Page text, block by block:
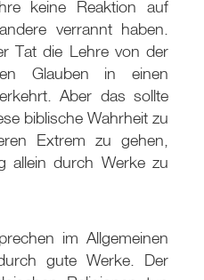
keine Reaktion auf
verrannt haben.
Tat die Lehre von der
Glauben in einen
Aber das sollte
biblische Wahrheit zu
Extrem zu gehen,
allein durch Werke zu
im Allgemeinen
gute Werke. Der